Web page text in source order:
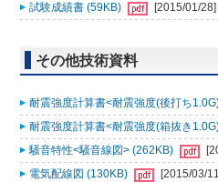
試験成績書 (59KB) [2015/01/28]
その他技術資料
耐震強度計算書<耐震強度(後打ち
耐震強度計算書<耐震強度(箱抜き
騒音特性<騒音線図> (262KB)
電気配線図 (130KB)
[2015/03/